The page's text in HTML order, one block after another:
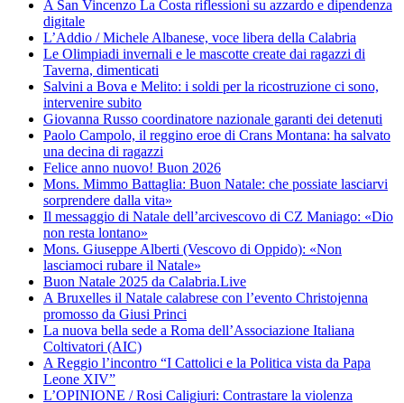
A San Vincenzo La Costa riflessioni su azzardo e dipendenza
digitale
L’Addio / Michele Albanese, voce libera della Calabria
Le Olimpiadi invernali e le mascotte create dai ragazzi di
Taverna, dimenticati
Salvini a Bova e Melito: i soldi per la ricostruzione ci sono,
intervenire subito
Giovanna Russo coordinatore nazionale garanti dei detenuti
Paolo Campolo, il reggino eroe di Crans Montana: ha salvato
una decina di ragazzi
Felice anno nuovo! Buon 2026
Mons. Mimmo Battaglia: Buon Natale: che possiate lasciarvi
sorprendere dalla vita»
Il messaggio di Natale dell’arcivescovo di CZ Maniago: «Dio
non resta lontano»
Mons. Giuseppe Alberti (Vescovo di Oppido): «Non
lasciamoci rubare il Natale»
Buon Natale 2025 da Calabria.Live
A Bruxelles il Natale calabrese con l’evento Christojenna
promosso da Giusi Princi
La nuova bella sede a Roma dell’Associazione Italiana
Coltivatori (AIC)
A Reggio l’incontro “I Cattolici e la Politica vista da Papa
Leone XIV”
L’OPINIONE / Rosi Caligiuri: Contrastare la violenza